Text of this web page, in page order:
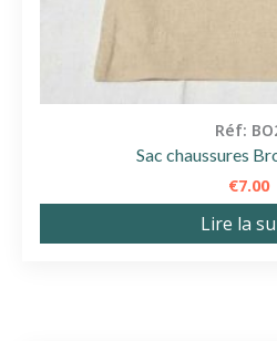
Réf:
Sac chaussures
€7.00
Lire la